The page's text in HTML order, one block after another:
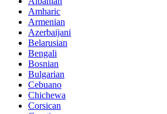
Amharic
Armenian
Azerbaijani
Belarusian
Bengali
Bosnian
Bulgarian
Cebuano
Chichewa
Corsican